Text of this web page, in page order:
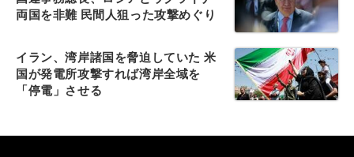
両国を非難 民間人狙った攻撃めぐり
イラン、湾岸諸国を脅迫していた 米
国が発電所攻撃すれば湾岸全域を
「停電」させる